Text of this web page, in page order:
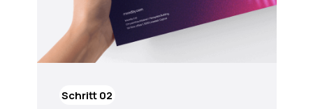
Schritt 02